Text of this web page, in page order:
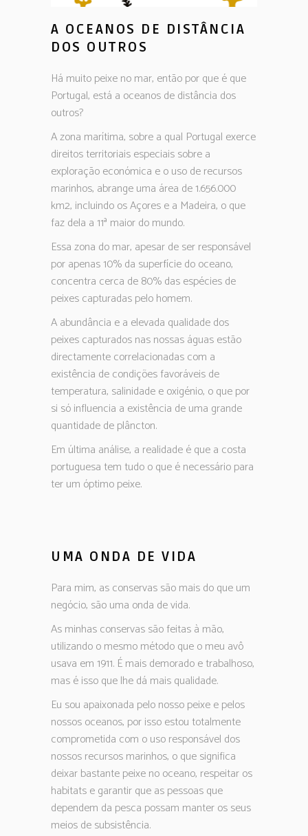
A OCEANOS DE DISTÂNCIA
DOS OUTROS
Há muito peixe no mar, então por que é que
Portugal, está a oceanos de distância dos
outros?
A zona marítima, sobre a qual Portugal exerce
direitos territoriais especiais sobre a
exploração económica e o uso de recursos
marinhos, abrange uma área de 1.656.000
km2, incluindo os Açores e a Madeira, o que
faz dela a 11ª maior do mundo.
Essa zona do mar, apesar de ser responsável
por apenas 10% da superfície do oceano,
concentra cerca de 80% das espécies de
peixes capturadas pelo homem.
A abundância e a elevada qualidade dos
peixes capturados nas nossas águas estão
directamente correlacionadas com a
existência de condições favoráveis de
temperatura, salinidade e oxigénio, o que por
si só influencia a existência de uma grande
quantidade de plâncton.
Em última análise, a realidade é que a costa
portuguesa tem tudo o que é necessário para
ter um óptimo peixe.
UMA ONDA DE VIDA
Para mim, as conservas são mais do que um
negócio, são uma onda de vida.
As minhas conservas são feitas à mão,
utilizando o mesmo método que o meu avô
usava em 1911. É mais demorado e trabalhoso,
mas é isso que lhe dá mais qualidade.
Eu sou apaixonada pelo nosso peixe e pelos
nossos oceanos, por isso estou totalmente
comprometida com o uso responsável dos
nossos recursos marinhos, o que significa
deixar bastante peixe no oceano, respeitar os
habitats e garantir que as pessoas que
dependem da pesca possam manter os seus
meios de subsistência.